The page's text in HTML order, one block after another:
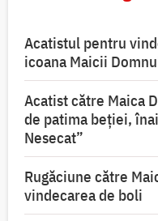
Acatistul pentru
icoana Maicii
Acatist către Maica
de patima beției,
Nesecat”
Rugăciune către
vindecarea de boli